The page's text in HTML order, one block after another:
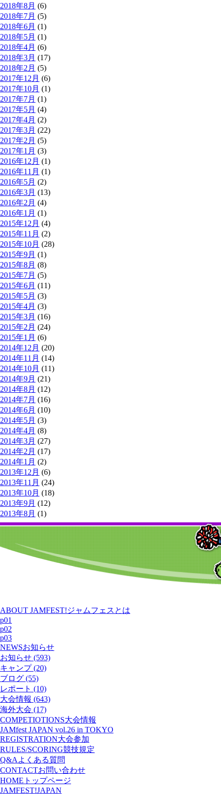
2018年8月 (6)
2018年7月 (5)
2018年6月 (1)
2018年5月 (1)
2018年4月 (6)
2018年3月 (17)
2018年2月 (5)
2017年12月 (6)
2017年10月 (1)
2017年7月 (1)
2017年5月 (4)
2017年4月 (2)
2017年3月 (22)
2017年2月 (5)
2017年1月 (3)
2016年12月 (1)
2016年11月 (1)
2016年5月 (2)
2016年3月 (13)
2016年2月 (4)
2016年1月 (1)
2015年12月 (4)
2015年11月 (2)
2015年10月 (28)
2015年9月 (1)
2015年8月 (8)
2015年7月 (5)
2015年6月 (11)
2015年5月 (3)
2015年4月 (3)
2015年3月 (16)
2015年2月 (24)
2015年1月 (6)
2014年12月 (20)
2014年11月 (14)
2014年10月 (11)
2014年9月 (21)
2014年8月 (12)
2014年7月 (16)
2014年6月 (10)
2014年5月 (3)
2014年4月 (8)
2014年3月 (27)
2014年2月 (17)
2014年1月 (2)
2013年12月 (6)
2013年11月 (24)
2013年10月 (18)
2013年9月 (12)
2013年8月 (1)
ABOUT JAMFEST!ジャムフェスとは
p01
p02
p03
NEWSお知らせ
お知らせ (593)
キャンプ (20)
ブログ (55)
レポート (10)
大会情報 (643)
海外大会 (17)
COMPETIOTIONS大会情報
JAMfest JAPAN vol.26 in TOKYO
REGISTRATION大会参加
RULES/SCORING競技規定
Q&A よくある質問
CONTACTお問い合わせ
HOME トップページ
JAMFEST!JAPAN